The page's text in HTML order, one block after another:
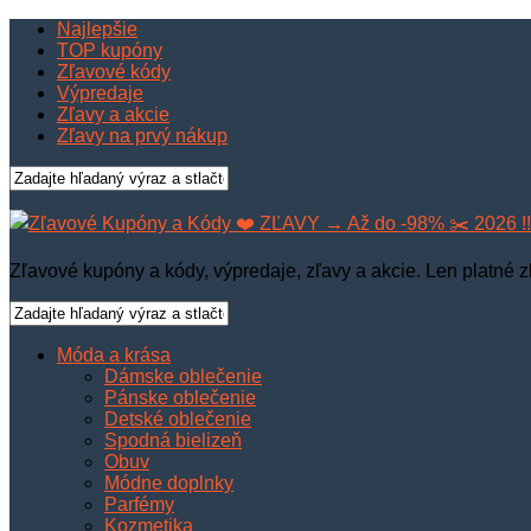
Najlepšie
TOP kupóny
Zľavové kódy
Výpredaje
Zľavy a akcie
Zľavy na prvý nákup
Zľavové kupóny a kódy, výpredaje, zľavy a akcie. Len platné
Móda a krása
Dámske oblečenie
Pánske oblečenie
Detské oblečenie
Spodná bielizeň
Obuv
Módne doplnky
Parfémy
Kozmetika